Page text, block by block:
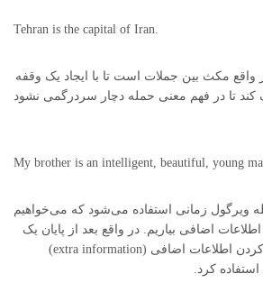
Tehran is the capital of Iran.
واقع مکث بین جملات است تا با ایجاد یک وقفه
تا در فهم معنی حمله دچار سردرگمی نشود
My brother is an intelligent, beautiful, young
ویرگول زمانی استفاده می‌شود که می‌خواهیم
اضافی بیاریم. در واقع بعد از پایان یک
جمله کامل جهت اضافه کردن اطلاعات اضافی (extra information)
کرد.